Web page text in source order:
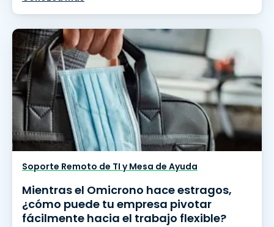
Soporte Remoto de TI y Mesa de Ayuda
Mientras el Omicrono hace estragos,
¿cómo puede tu empresa pivotar
fácilmente hacia el trabajo flexible?